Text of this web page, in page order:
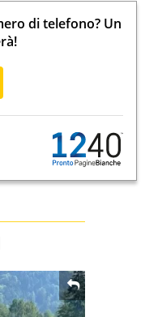
di telefono? Un